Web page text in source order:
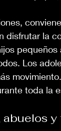
disfrutar la
Los
toda la